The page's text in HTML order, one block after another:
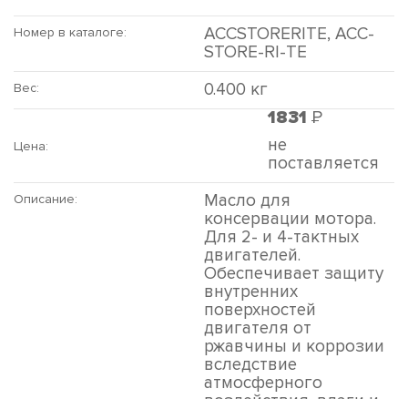
Номер в каталоге:
ACCSTORERITE, ACC-
STORE-RI-TE
Вес: 0.400 кг
Цена:
1831 Р
не
поставляется
Описание:
Масло для
консервации мотора.
Для 2- и 4-тактных
двигателей.
Обеспечивает защиту
внутренних
поверхностей
двигателя от
ржавчины и коррозии
вследствие
атмосферного